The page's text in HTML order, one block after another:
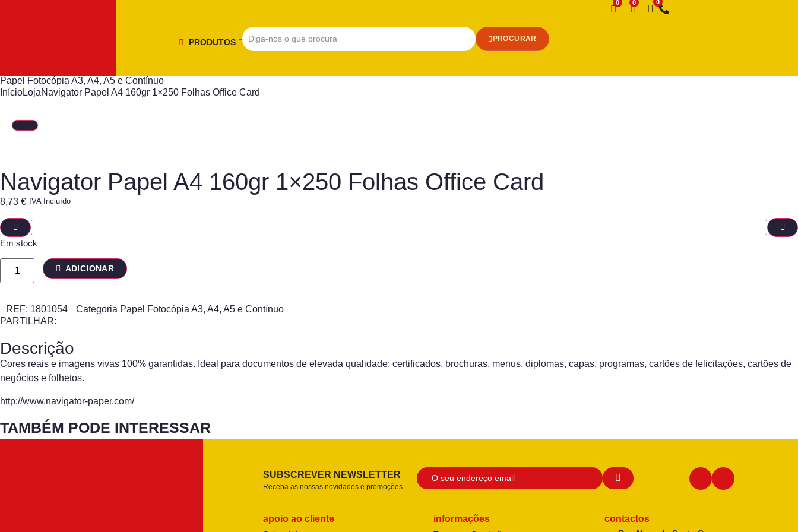
PRODUTOS PROCURAR
Desejo
Papel Fotocópia A3, A4, A5 e Contínuo
InícioLojaNavigator Papel A4 160gr 1×250 Folhas Office Card
Navigator Papel A4 160gr 1×250 Folhas Office Card
8,73 € IVA Incluído
Em stock
ADICIONAR
REF: 1801054 Categoria Papel Fotocópia A3, A4, A5 e Contínuo
PARTILHAR:
Descrição
Cores reais e imagens vivas 100% garantidas. Ideal para documentos de elevada qualidade: certificados, brochuras, menus, diplomas, capas, programas, cartões de felicitações, cartões de
negócios e folhetos.
http://www.navigator-paper.com/
TAMBÉM PODE INTERESSAR
SUBSCREVER NEWSLETTER
Receba as nossas novidades e promoções
apoio ao cliente informações contactos